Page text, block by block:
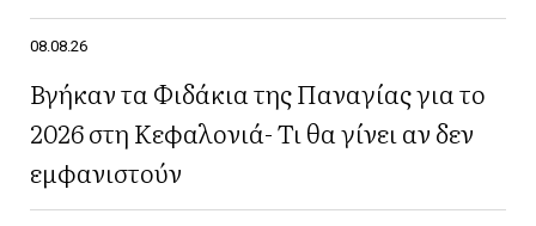
08.08.26
Βγήκαν τα Φιδάκια της Παναγίας για το
2026 στη Κεφαλονιά- Τι θα γίνει αν δεν
εμφανιστούν